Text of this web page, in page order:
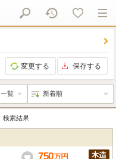
変更する 保存する
検索結果
750万円